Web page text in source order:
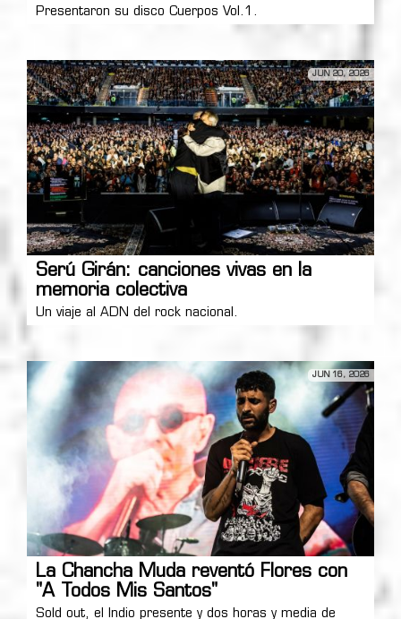
Presentaron su disco Cuerpos Vol.1.
JUN 20, 2026
Serú Girán: canciones vivas en la
memoria colectiva
Un viaje al ADN del rock nacional.
JUN 16, 2026
La Chancha Muda reventó Flores con
"A Todos Mis Santos"
Sold out, el Indio presente y dos horas y media de